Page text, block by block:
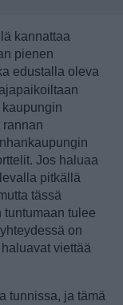
kannattaa
pienen
edustalla oleva
rannan
Jos haluaa
pitkällä
tässä
tulee
on
viettää
tunnissa, ja tämä